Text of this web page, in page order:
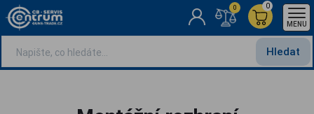
Hledat
0
0
MENU